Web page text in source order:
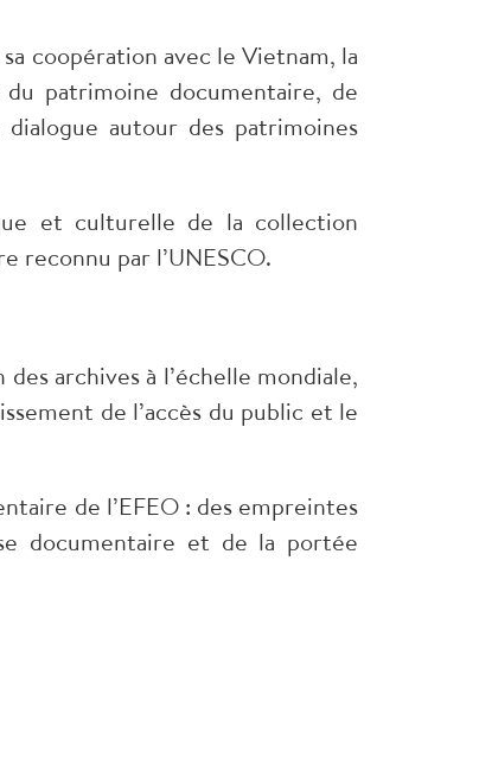
coopération avec le Vietnam, la
patrimoine documentaire, de
autour des patrimoines
et culturelle de la collection
reconnu par l’UNESCO.
archives à l’échelle mondiale,
de l’accès du public et le
de l’EFEO : des empreintes
documentaire et de la portée